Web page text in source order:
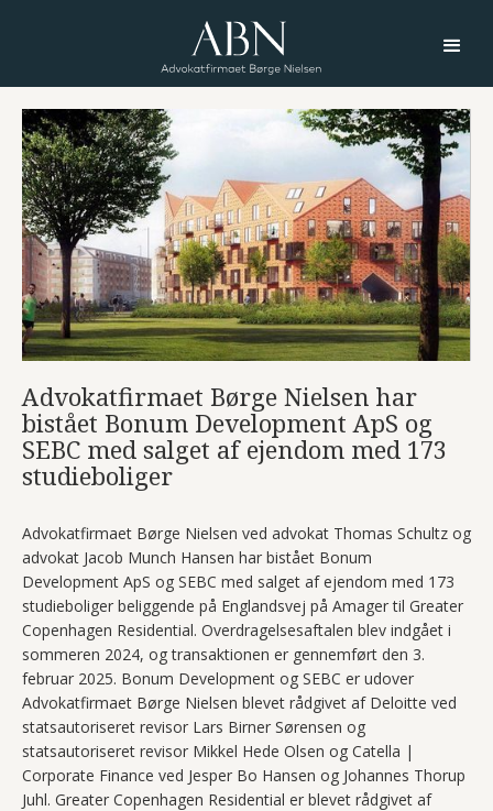
Advokatfirmaet Børge Nielsen har
bistået Bonum Development ApS og
SEBC med salget af ejendom med 173
studieboliger
Advokatfirmaet Børge Nielsen ved advokat Thomas Schultz og
advokat Jacob Munch Hansen har bistået Bonum
Development ApS og SEBC med salget af ejendom med 173
studieboliger beliggende på Englandsvej på Amager til Greater
Copenhagen Residential. Overdragelsesaftalen blev indgået i
sommeren 2024, og transaktionen er gennemført den 3.
februar 2025. Bonum Development og SEBC er udover
Advokatfirmaet Børge Nielsen blevet rådgivet af Deloitte ved
statsautoriseret revisor Lars Birner Sørensen og
statsautoriseret revisor Mikkel Hede Olsen og Catella |
Corporate Finance ved Jesper Bo Hansen og Johannes Thorup
Juhl. Greater Copenhagen Residential er blevet rådgivet af